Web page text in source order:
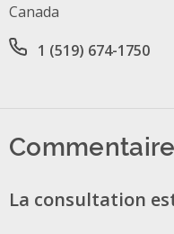
Canada
Office phone number
1 (519) 674-1750
Commentaire
La consultation